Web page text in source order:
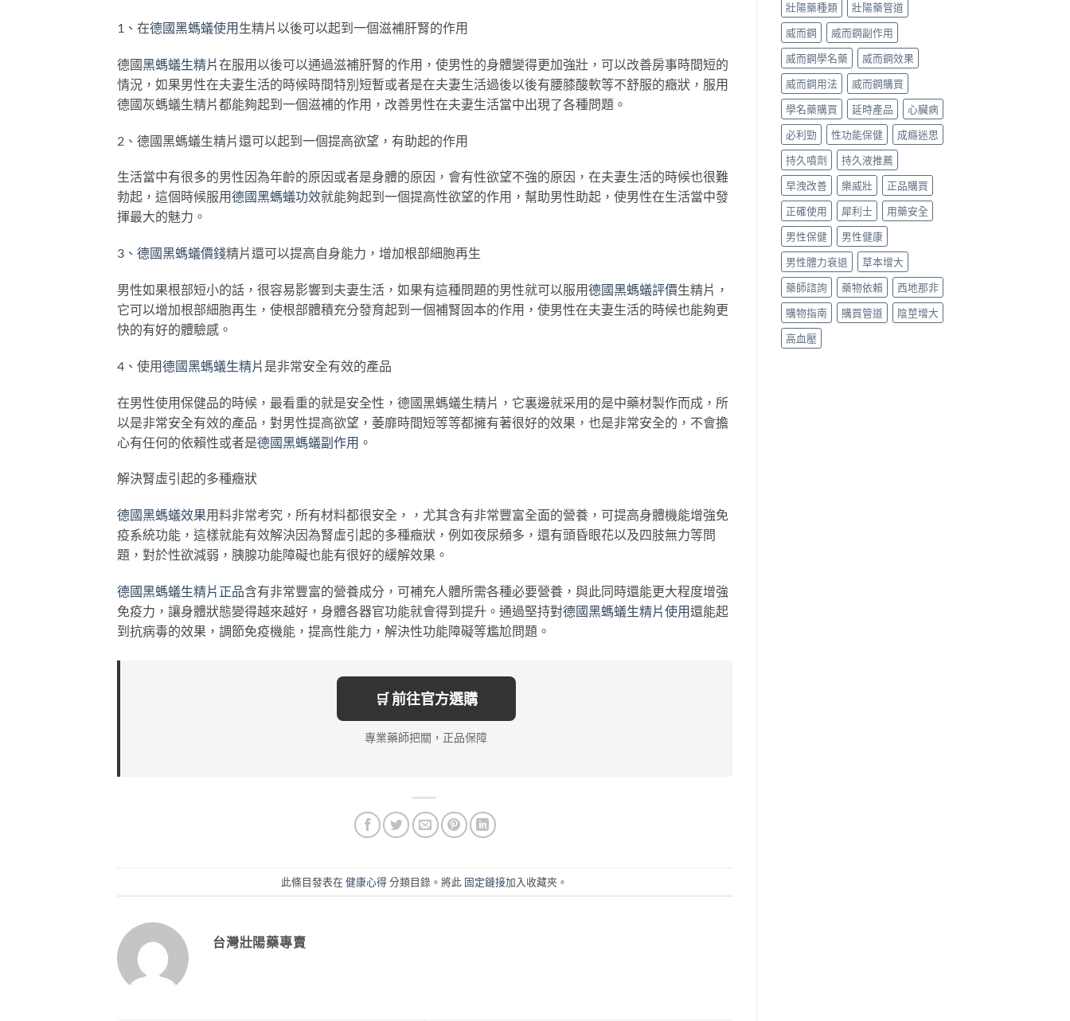
1、在德國黑螞蟻使用生精片以後可以起到一個滋補肝腎的作用
德國黑螞蟻生精片在服用以後可以通過滋補肝腎的作用，使男性的身體變得更加強壯，可以改善房事時間短的
情況，如果男性在夫妻生活的時候時間特別短暫或者是在夫妻生活過後以後有腰膝酸軟等不舒服的癥狀，服用
德國灰螞蟻生精片都能夠起到一個滋補的作用，改善男性在夫妻生活當中出現了各種問題。
2、德國黑螞蟻生精片還可以起到一個提高欲望，有助起的作用
生活當中有很多的男性因為年齡的原因或者是身體的原因，會有性欲望不強的原因，在夫妻生活的時候也很難
勃起，這個時候服用德國黑螞蟻功效就能夠起到一個提高性欲望的作用，幫助男性助起，使男性在生活當中發
揮最大的魅力。
3、 德國黑螞蟻價錢精片還可以提高自身能力，增加根部細胞再生
男性如果根部短小的話，很容易影響到夫妻生活，如果有這種問題的男性就可以服用德國黑螞蟻評價生精片，
它可以增加根部細胞再生，使根部體積充分發育起到一個補腎固本的作用，使男性在夫妻生活的時候也能夠更
快的有好的體驗感。
4、使用德國黑螞蟻生精片 是非常安全有效的產品
在男性使用保健品的時候，最看重的就是安全性，德國黑螞蟻生精片，它裏邊就采用的是中藥材製作而成，所
以是非常安全有效的產品，對男性提高欲望，萎靡時間短等等都擁有著很好的效果，也是非常安全的，不會擔
心有任何的依賴性或者是德國黑螞蟻副作用 。
解決腎虛引起的多種癥狀
德國黑螞蟻效果用料非常考究，所有材料都很安全，，尤其含有非常豐富全面的營養，可提高身體機能增強免
疫系統功能，這樣就能有效解決因為腎虛引起的多種癥狀，例如夜尿頻多，還有頭昏眼花以及四肢無力等問
題，對於性欲減弱，胰腺功能障礙也能有很好的緩解效果。
德國黑螞蟻生精片正品含有非常豐富的營養成分，可補充人體所需各種必要營養，與此同時還能更大程度增強
免疫力，讓身體狀態變得越來越好，身體各器官功能就會得到提升。通過堅持對德國黑螞蟻生精片使用還能起
到抗病毒的效果，調節免疫機能，提高性能力，解決性功能障礙等尷尬問題。
🛒 前往官方選購
專業藥師把關，正品保障
此條目發表在健康心得分類目錄。將此 固定鏈接加入收藏夾。
台灣壯陽藥專賣
壯陽藥種類
壯陽藥管道
威而鋼
威而鋼副作用
威而鋼學名藥
威而鋼效果
威而鋼用法
威而鋼購買
學名藥購買
延時產品
心臟病
必利勁
性功能保健
成癮迷思
持久噴劑
持久液推薦
早洩改善
樂威壯
正品購買
正確使用
犀利士
用藥安全
男性保健
男性健康
男性體力衰退
草本增大
藥師諮詢
藥物依賴
西地那非
購物指南
購買管道
陰莖增大
高血壓